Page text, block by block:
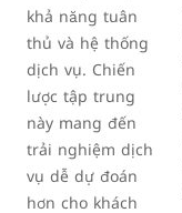
khả năng tuân
thủ và hệ thống
dịch vụ. Chiến
lược tập trung
này mang đến
trải nghiệm dịch
vụ dễ dự đoán
hơn cho khách